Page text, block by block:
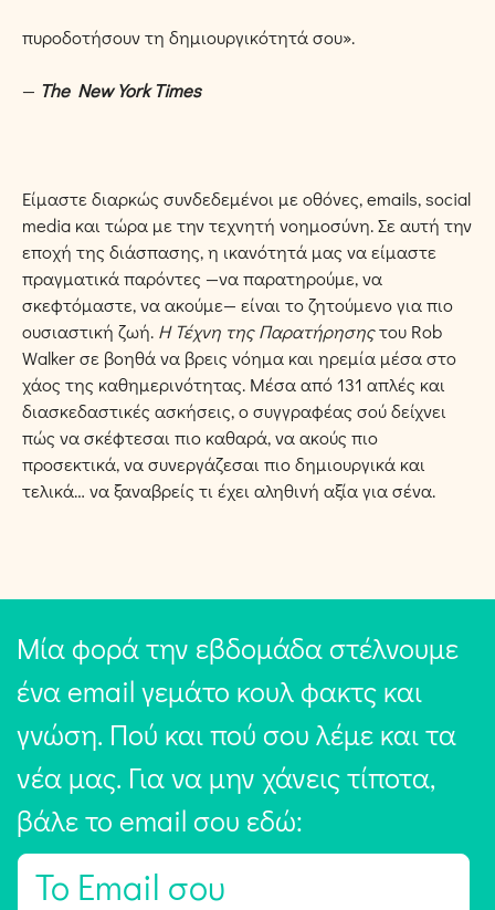
πυροδοτήσουν τη δημιουργικότητά σου».
— The New York Times
Είμαστε διαρκώς συνδεδεμένοι με οθόνες, emails, social
media και τώρα με την τεχνητή νοημοσύνη. Σε αυτή την
εποχή της διάσπασης, η ικανότητά μας να είμαστε
πραγματικά παρόντες —να παρατηρούμε, να
σκεφτόμαστε, να ακούμε— είναι το ζητούμενο για πιο
ουσιαστική ζωή. Η Τέχνη της Παρατήρησηςτου Rob
Walker σε βοηθά να βρεις νόημα και ηρεμία μέσα στο
χάος της καθημερινότητας. Μέσα από 131 απλές και
διασκεδαστικές ασκήσεις, ο συγγραφέας σού δείχνει
πώς να σκέφτεσαι πιο καθαρά, να ακούς πιο
προσεκτικά, να συνεργάζεσαι πιο δημιουργικά και
τελικά… να ξαναβρείς τι έχει αληθινή αξία για σένα.
Μία φορά την εβδομάδα στέλνουμε
ένα email γεμάτο κουλ φακτς και
γνώση. Πού και πού σου λέμε και τα
νέα μας. Για να μην χάνεις τίποτα,
βάλε το email σου εδώ:
E